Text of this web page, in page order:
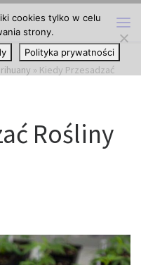
» Kiedy Przesadzać
Rośliny
cookies tylko w celu
strony.
Polityka prywatności